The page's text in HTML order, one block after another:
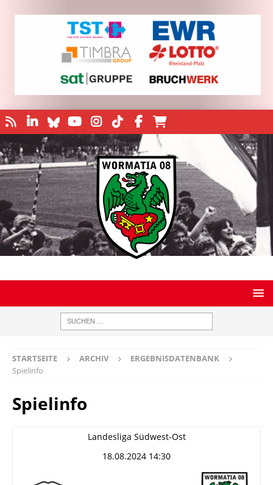
STARTSEITE ARCHIV
ERGEBNISDATENBANK
Spielinfo
Spielinfo
Landesliga Südwest-Ost
18.08.2024 14:30